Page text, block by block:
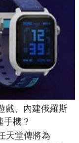
戲、內建俄羅斯
機？
天堂傳將為